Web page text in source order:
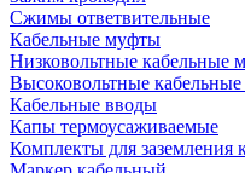
Сжимы ответвительные
Кабельные муфты
Низковольтные кабельные
Высоковольтные
Кабельные вводы
Капы термоусаживаемые
Комплекты для заземления